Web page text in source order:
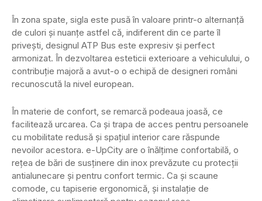
În zona spate, sigla este pusă în valoare printr-o alternanță
de culori și nuanțe astfel că, indiferent din ce parte îl
privești, designul ATP Bus este expresiv și perfect
armonizat. În dezvoltarea esteticii exterioare a vehiculului, o
contribuție majoră a avut-o o echipă de designeri români
recunoscută la nivel european.
În materie de confort, se remarcă podeaua joasă, ce
facilitează urcarea. Ca și trapa de acces pentru persoanele
cu mobilitate redusă și spațiul interior care răspunde
nevoilor acestora. e-UpCity are o înălțime confortabilă, o
rețea de bări de susținere din inox prevăzute cu protecții
antialunecare și pentru confort termic. Ca și scaune
comode, cu tapiserie ergonomică, și instalație de